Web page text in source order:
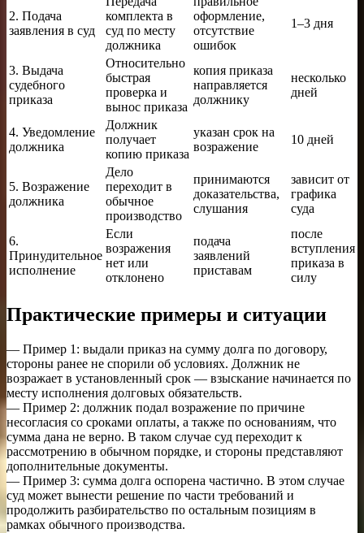
2. Подача
заявления в суд
комплекта в
суд по месту
должника
оформление,
отсутствие
ошибок
1–3 дня
3. Выдача
судебного
приказа
Относительно
быстрая
проверка и
вынос приказа
копия приказа
направляется
должнику
несколько
дней
4. Уведомление
должника
Должник
получает
копию приказа
указан срок на
возражение
10 дней
5. Возражение
должника
Дело
переходит в
обычное
производство
принимаются
доказательства,
слушания
зависит от
графика
суда
6.
Принудительное
исполнение
Если
возражения
нет или
отклонено
подача
заявлений
приставам
после
вступления
приказа в
силу
Практические примеры и ситуации
— Пример 1: выдали приказ на сумму долга по договору,
стороны ранее не спорили об условиях. Должник не
возражает в установленный срок — взыскание начинается по
месту исполнения долговых обязательств.
— Пример 2: должник подал возражение по причине
несогласия со сроками оплаты, а также по основаниям, что
сумма дана не верно. В таком случае суд переходит к
рассмотрению в обычном порядке, и стороны представляют
дополнительные документы.
— Пример 3: сумма долга оспорена частично. В этом случае
суд может вынести решение по части требований и
продолжить разбирательство по остальным позициям в
рамках обычного производства.